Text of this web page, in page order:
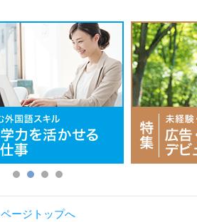
ページトップへ